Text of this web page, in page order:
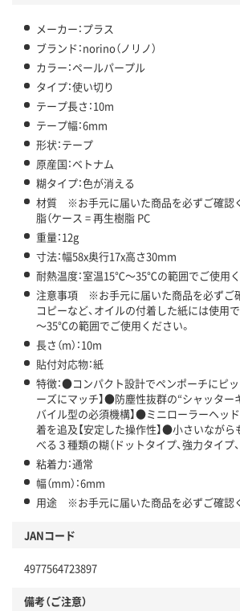
メーカー：プラス
ブランド：norino（ノリノ）
カラー：ペールパープル
タイプ：使い切り
テープ長さ：10m
テープ幅：6mm
形状：テープ
原産国：ベトナム
糊タイプ：色が消える
材質 ※お手元に届いた商品を必ずご確認
脂（ケース = 再生樹脂 PC
重量：12g
寸法：幅58x奥行17x高さ30mm
耐熱温度：室温15℃～35℃の範囲でご使用く
注意事項 ※お手元に届いた商品を必ずご
コピーなど、オイルの付着した紙には使用
～35℃の範囲でご使用ください。
長さ（m）：10m
貼付対応物：紙
特徴：●コンパクト設計でペンポーチにピ
ーズにマッチ】●防塵性抜群の“シャッター
バイル型の必須機構】●ミニローラーヘッ
着を追及【安定した操作性】●小さいなが
べる３種類の糊（ドットタイプ、強力タイプ
粘着力：通常
幅（mm）：6mm
用途 ※お手元に届いた商品を必ずご確認
JANコード
4977564723897
備考（ご注意）